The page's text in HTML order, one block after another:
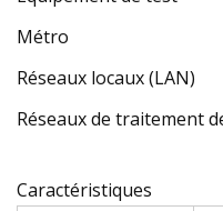
Métro
Réseaux locaux (LAN)
Réseaux de traitement
Caractéristiques